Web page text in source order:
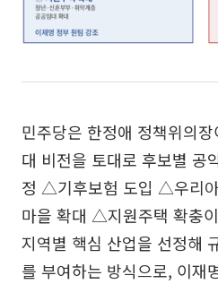
민주당은 한정애 정책위의
대 비전을 토대로 후보별
정 △기후보험 도입 △우리
마을 확대 △지원주택 확충
지역별 핵심 산업을 선정해
를 부여하는 방식으로, 이재